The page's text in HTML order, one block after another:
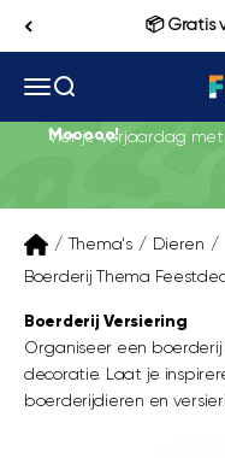
📦 Gratis
Navigatiemenu openen
Zoeken openen
Mooooo!
Vier je verjaardag
/ Thema's / Dieren /
Boerderij Thema
Boerderij Versiering
Organiseer een
decoratie. Laat je
boerderijdieren en